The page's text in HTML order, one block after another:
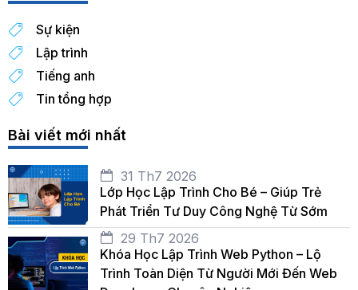
Sự kiện
Lập trình
Tiếng anh
Tin tổng hợp
Bài viết mới nhất
31 Th7 2026
Lớp Học Lập Trình Cho Bé – Giúp Trẻ
Phát Triển Tư Duy Công Nghệ Từ Sớm
29 Th7 2026
Khóa Học Lập Trình Web Python – Lộ
Trình Toàn Diện Từ Người Mới Đến Web